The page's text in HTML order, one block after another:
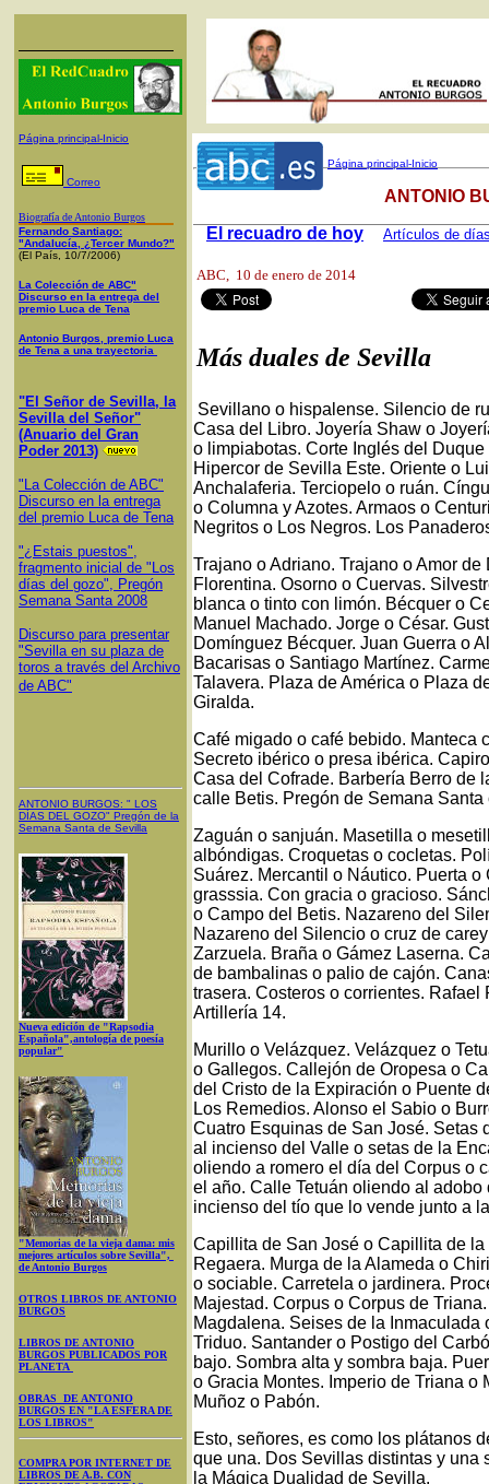
Página principal-Inicio
Correo
Biografía de Antonio Burgos
Fernando Santiago:
"Andalucía, ¿Tercer Mundo?"
(El País, 10/7/2006)
La Colección de ABC"
Discurso en la entrega del
premio Luca de Tena
Antonio Burgos, premio Luca
de Tena a una trayectoria
"El Señor de Sevilla, la
Sevilla del Señor"
(Anuario del Gran
Poder 2013)
"La Colección de ABC"
Discurso en la entrega
del premio Luca de Tena
"¿Estais puestos",
fragmento inicial de "Los
días del gozo", Pregón
Semana Santa 2008
Discurso para presentar
"Sevilla en su plaza de
toros a través del Archivo
de ABC"
ANTONIO BURGOS: " LOS
DÍAS DEL GOZO" Pregón de la
Semana Santa de Sevilla
Nueva edición de "Rapsodia
Española",antología de poesía
popular"
"Memorias de la vieja dama: mis
mejores artículos sobre Sevilla",
de Antonio Burgos
OTROS LIBROS DE ANTONIO
BURGOS
LIBROS DE ANTONIO
BURGOS PUBLICADOS POR
PLANETA
OBRAS DE ANTONIO
BURGOS EN "LA ESFERA DE
LOS LIBROS"
COMPRA POR INTERNET DE
LIBROS DE A.B. CON
Página principal-Inicio
El recuadro de hoy Artículos de
ANTONIO
ABC, 10 de enero de 2014
Más duales de Sevilla
Sevillano o hispalense. Silencio de
Casa del Libro. Joyería Shaw o
o limpiabotas. Corte Inglés del
Hipercor de Sevilla Este. Oriente o
Anchalaferia. Terciopelo o ruán.
o Columna y Azotes. Armaos o
Negritos o Los Negros. Los
Trajano o Adriano. Trajano o Amor
Florentina. Osorno o Cuervas.
blanca o tinto con limón. Bécquer o
Manuel Machado. Jorge o César.
Domínguez Bécquer. Juan Guerra o
Bacarisas o Santiago Martínez.
Talavera. Plaza de América o Plaza
Giralda.
Café migado o café bebido. Manteca
Secreto ibérico o presa ibérica.
Casa del Cofrade. Barbería Berro de
calle Betis. Pregón de Semana
Zaguán o sanjuán. Masetilla o
albóndigas. Croquetas o cocletas.
Suárez. Mercantil o Náutico. Puerta
grasssia. Con gracia o gracioso.
o Campo del Betis. Nazareno del
Nazareno del Silencio o cruz de
Zarzuela. Braña o Gámez Laserna.
de bambalinas o palio de cajón.
trasera. Costeros o corrientes.
Artillería 14.
Murillo o Velázquez. Velázquez o
o Gallegos. Callejón de Oropesa o
del Cristo de la Expiración o Puente
Los Remedios. Alonso el Sabio o
Cuatro Esquinas de San José. Setas
al incienso del Valle o setas de la
oliendo a romero el día del Corpus o
el año. Calle Tetuán oliendo al
incienso del tío que lo vende junto a
Capillita de San José o Capillita de
Regaera. Murga de la Alameda o
o sociable. Carretela o jardinera.
Majestad. Corpus o Corpus de
Magdalena. Seises de la
Triduo. Santander o Postigo del
bajo. Sombra alta y sombra baja.
o Gracia Montes. Imperio de Triana o
Muñoz o Pabón.
Esto, señores, es como los plátanos
que una. Dos Sevillas distintas y una
la Mágica Dualidad de Sevilla.